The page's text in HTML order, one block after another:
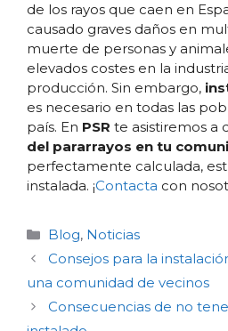
de los rayos que caen en
causado graves daños en
muerte de personas y
elevados costes en la
producción. Sin embargo,
es necesario en todas las
país. En PSR te asistiremos a
del pararrayos en tu
perfectamente calculada,
instalada. ¡Contacta con
Categorías
Blog, Noticias
Consejos para la
una comunidad de vecinos
Consecuencias de no